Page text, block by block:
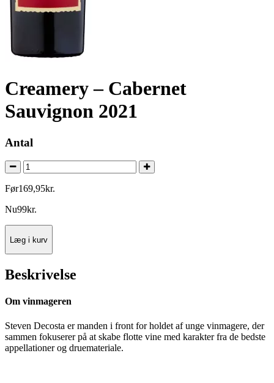
Creamery – Cabernet
Sauvignon 2021
Antal
Før169,95kr.
Nu99kr.
Læg i kurv
Beskrivelse
Om vinmageren
Steven Decosta er manden i front for holdet af unge vinmagere, der
sammen fokuserer på at skabe flotte vine med karakter fra de bedste
appellationer og druemateriale.